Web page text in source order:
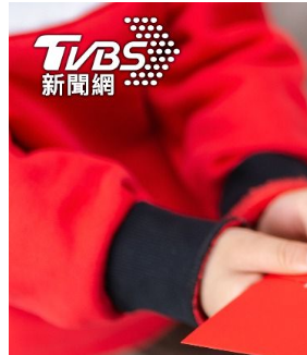
靈夥伴超準測字!這輩子正緣何時會出現